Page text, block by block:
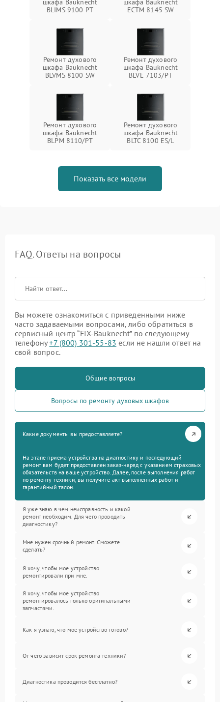
шкафа Bauknecht
BLIMS 9100 PT
шкафа Bauknecht
ECTM 8145 SW
Ремонт духового
шкафа Bauknecht
BLVMS 8100 SW
Ремонт духового
шкафа Bauknecht
BLVE 7103/PT
Ремонт духового
шкафа Bauknecht
BLPM 8110/PT
Ремонт духового
шкафа Bauknecht
BLTC 8100 ES/L
Показать все модели
FAQ. Ответы на вопросы
Вы можете ознакомиться с приведенными ниже
часто задаваемыми вопросами, либо обратиться в
сервисный центр “FIX-Bauknecht” по следующему
телефону+7 (800) 301-55-83 если не нашли ответ на
свой вопрос.
Общие вопросы
Вопросы по ремонту духовых шкафов
Какие документы вы предоставляете?
На этапе приема устройства на диагностику и последующий
ремонт вам будет предоставлен заказ-наряд с указанием страховых
обязательств на ваше устройство. Далее, после выполнения работ
по ремонту техники, вы получите акт выполненных работ и
гарантийный талон.
Я уже знаю в чем неисправность и какой
ремонт необходим. Для чего проводить
диагностику?
Мне нужен срочный ремонт. Сможете
сделать?
Я хочу, чтобы мое устройство
ремонтировали при мне.
Я хочу, чтобы мое устройство
ремонтировалось только оригинальными
запчастями.
Как я узнаю, что мое устройство готово?
От чего зависит срок ремонта техники?
Диагностика проводится бесплатно?